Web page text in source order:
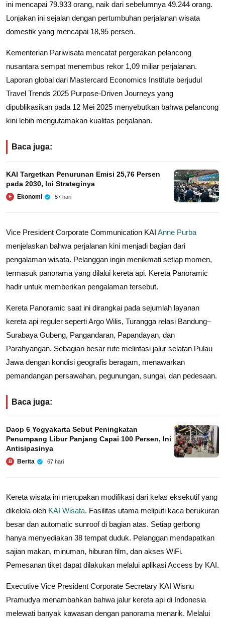
ini mencapai 79.933 orang, naik dari sebelumnya 49.244 orang.
Lonjakan ini sejalan dengan pertumbuhan perjalanan wisata
domestik yang mencapai 18,95 persen.
Kementerian Pariwisata mencatat pergerakan pelancong
nusantara sempat menembus rekor 1,09 miliar perjalanan.
Laporan global dari Mastercard Economics Institute berjudul
Travel Trends 2025 Purpose-Driven Journeys yang
dipublikasikan pada 12 Mei 2025 menyebutkan bahwa pelancong
kini lebih mengutamakan kualitas perjalanan.
Baca juga:
KAI Targetkan Penurunan Emisi 25,76 Persen
pada 2030, Ini Strateginya
E Ekonomi 57 hari
Vice President Corporate Communication KAI Anne Purba
menjelaskan bahwa perjalanan kini menjadi bagian dari
pengalaman wisata. Pelanggan ingin menikmati setiap momen,
termasuk panorama yang dilalui kereta api. Kereta Panoramic
hadir untuk memberikan pengalaman tersebut.
Kereta Panoramic saat ini dirangkai pada sejumlah layanan
kereta api reguler seperti Argo Wilis, Turangga relasi Bandung–
Surabaya Gubeng, Pangandaran, Papandayan, dan
Parahyangan. Sebagian besar rute melintasi jalur selatan Pulau
Jawa dengan kondisi geografis beragam, menawarkan
pemandangan persawahan, pegunungan, sungai, dan pedesaan.
Baca juga:
Daop 6 Yogyakarta Sebut Peningkatan
Penumpang Libur Panjang Capai 100 Persen, Ini
Antisipasinya
B Berita 67 hari
Kereta wisata ini merupakan modifikasi dari kelas eksekutif yang
dikelola oleh KAI Wisata. Fasilitas utama meliputi kaca berukuran
besar dan automatic sunroof di bagian atas. Setiap gerbong
hanya menyediakan 38 tempat duduk. Pelanggan mendapatkan
sajian makan, minuman, hiburan film, dan akses WiFi.
Pemesanan tiket dapat dilakukan melalui aplikasi Access by KAI.
Executive Vice President Corporate Secretary KAI Wisnu
Pramudya menambahkan bahwa jalur kereta api di Indonesia
melewati banyak kawasan dengan panorama menarik. Melalui